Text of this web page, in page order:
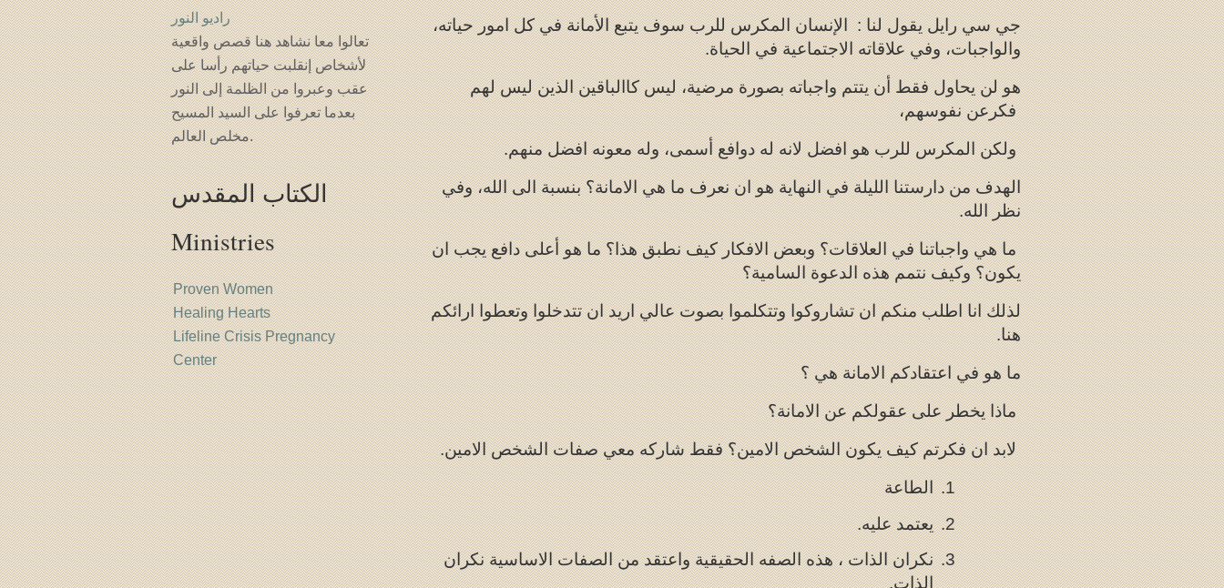
راديو النور
تعالوا معا نشاهد هنا قصص واقعية
لأشخاص إنقلبت حياتهم رأسا على
عقب وعبروا من الظلمة إلى النور
بعدما تعرفوا على السيد المسيح
مخلص العالم.
الكتاب المقدس
Ministries
Proven Women
Healing Hearts
Lifeline Crisis Pregnancy
Center
جي سي رايل يقول لنا : الإنسان المكرس للرب سوف يتبع الأمانة في كل امور حياته،
والواجبات، وفي علاقاته الاجتماعية في الحياة.
هو لن يحاول فقط أن يتتم واجباته بصورة مرضية، ليس كاالباقين الذين ليس لهم
فكرعن نفوسهم،
ولكن المكرس للرب هو افضل لانه له دوافع أسمى، وله معونه افضل منهم.
الهدف من دارستنا الليلة في النهاية هو ان نعرف ما هي الامانة؟ بنسبة الى الله، وفي
نظر الله.
ما هي واجباتنا في العلاقات؟ وبعض الافكار كيف نطبق هذا؟ ما هو أعلى دافع يجب ان
يكون؟ وكيف نتمم هذه الدعوة السامية؟
لذلك انا اطلب منكم ان تشاروكوا وتتكلموا بصوت عالي اريد ان تتدخلوا وتعطوا ارائكم
هنا.
ما هو في اعتقادكم الامانة هي ؟
ماذا يخطر على عقولكم عن الامانة؟
لابد ان فكرتم كيف يكون الشخص الامين؟ فقط شاركه معي صفات الشخص الامين.
1.
الطاعة
2.
يعتمد عليه.
3.
نكران الذات ، هذه الصفه الحقيقية واعتقد من الصفات الاساسية نكران
الذات.